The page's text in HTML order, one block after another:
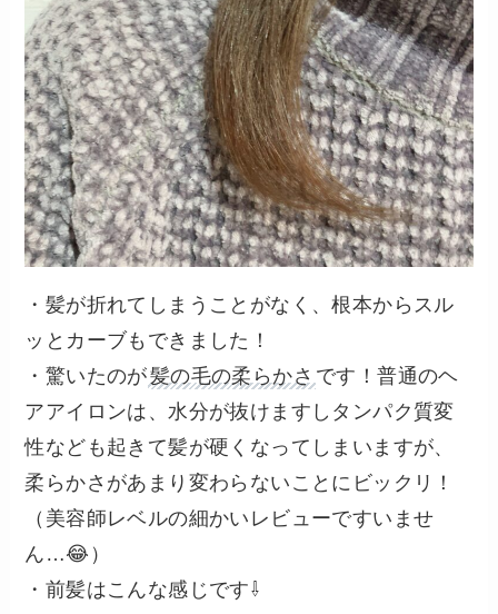
・髪が折れてしまうことがなく、根本からスル
ッとカーブもできました！
・驚いたのが髪の毛の柔らかさ です！普通のヘ
アアイロンは、水分が抜けますしタンパク質変
性なども起きて髪が硬くなってしまいますが、
柔らかさがあまり変わらないことにビックリ！
（美容師レベルの細かいレビューですいませ
ん…😂）
・前髪はこんな感じです⇩